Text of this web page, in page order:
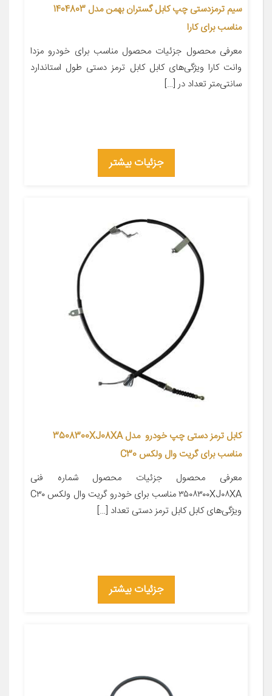
سیم ترمزدستی چپ کابل گستران بهمن مدل 1404803
مناسب برای کارا
معرفی محصول جزئیات محصول مناسب برای خودرو مزدا
وانت کارا ویژگی‌های کابل کابل ترمز دستی طول استاندارد
سانتی‌متر تعداد در […]
جزئیات بیشتر
کابل ترمز دستی چپ خودرو مدل 3508300XJ08XA
مناسب برای گریت وال ولکس C30
معرفی محصول جزئیات محصول شماره فنی
۳۵۰۸۳۰۰XJ۰۸XA مناسب برای خودرو گریت وال ولکس C۳۰
ویژگی‌های کابل کابل ترمز دستی تعداد […]
جزئیات بیشتر